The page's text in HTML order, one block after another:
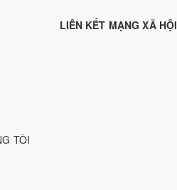
TÔI
LIÊN KẾT MẠNG XÃ HỘI